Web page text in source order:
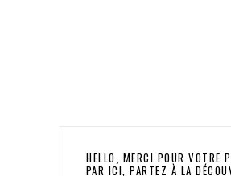
HELLO, MERCI POUR VOTRE
PAR ICI, PARTEZ À LA